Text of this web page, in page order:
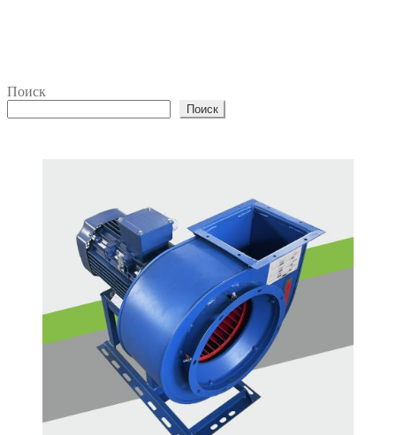
Поиск
Поиск